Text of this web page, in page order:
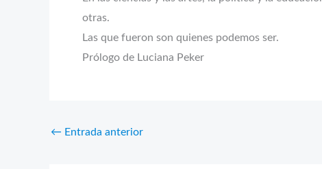
otras.
Las que fueron son quienes podemos ser.
Prólogo de Luciana Peker
← Entrada anterior